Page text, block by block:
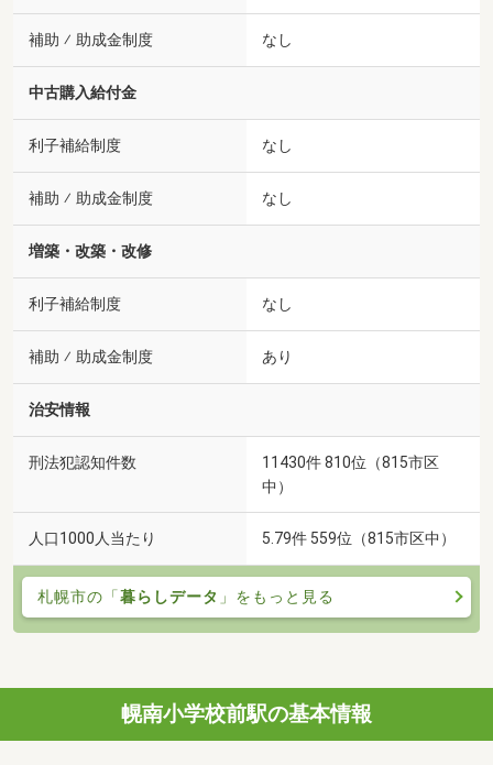
補助 ⁄ 助成金制度 なし
中古購入給付金
利子補給制度 なし
補助 ⁄ 助成金制度 なし
増築・改築・改修
利子補給制度 なし
補助 ⁄ 助成金制度 あり
治安情報
刑法犯認知件数
11430件 810位（815市区
中）
人口1000人当たり 5.79件 559位（815市区中）
札幌市の「暮らしデータ 」をもっと見る
幌南小学校前駅の基本情報